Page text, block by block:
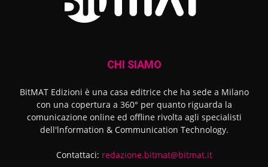
CHI SIAMO
BitMAT Edizioni è una casa editrice che ha sede a Milano
con una copertura a 360° per quanto riguarda la
comunicazione online ed offline rivolta agli specialisti
dell'lnformation & Communication Technology.
Contattaci: redazione.bitmat@bitmat.it